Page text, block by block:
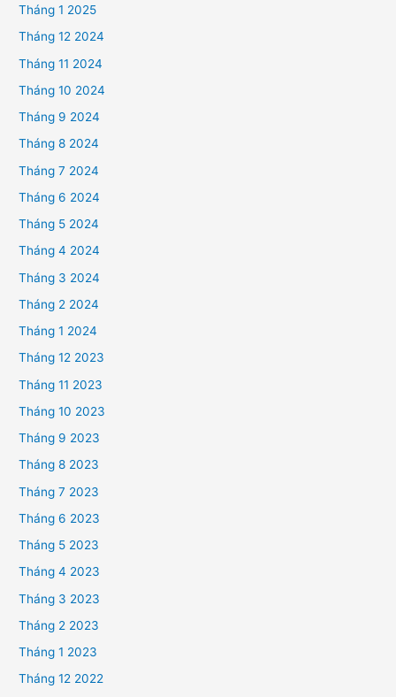
Tháng 1 2025
Tháng 12 2024
Tháng 11 2024
Tháng 10 2024
Tháng 9 2024
Tháng 8 2024
Tháng 7 2024
Tháng 6 2024
Tháng 5 2024
Tháng 4 2024
Tháng 3 2024
Tháng 2 2024
Tháng 1 2024
Tháng 12 2023
Tháng 11 2023
Tháng 10 2023
Tháng 9 2023
Tháng 8 2023
Tháng 7 2023
Tháng 6 2023
Tháng 5 2023
Tháng 4 2023
Tháng 3 2023
Tháng 2 2023
Tháng 1 2023
Tháng 12 2022